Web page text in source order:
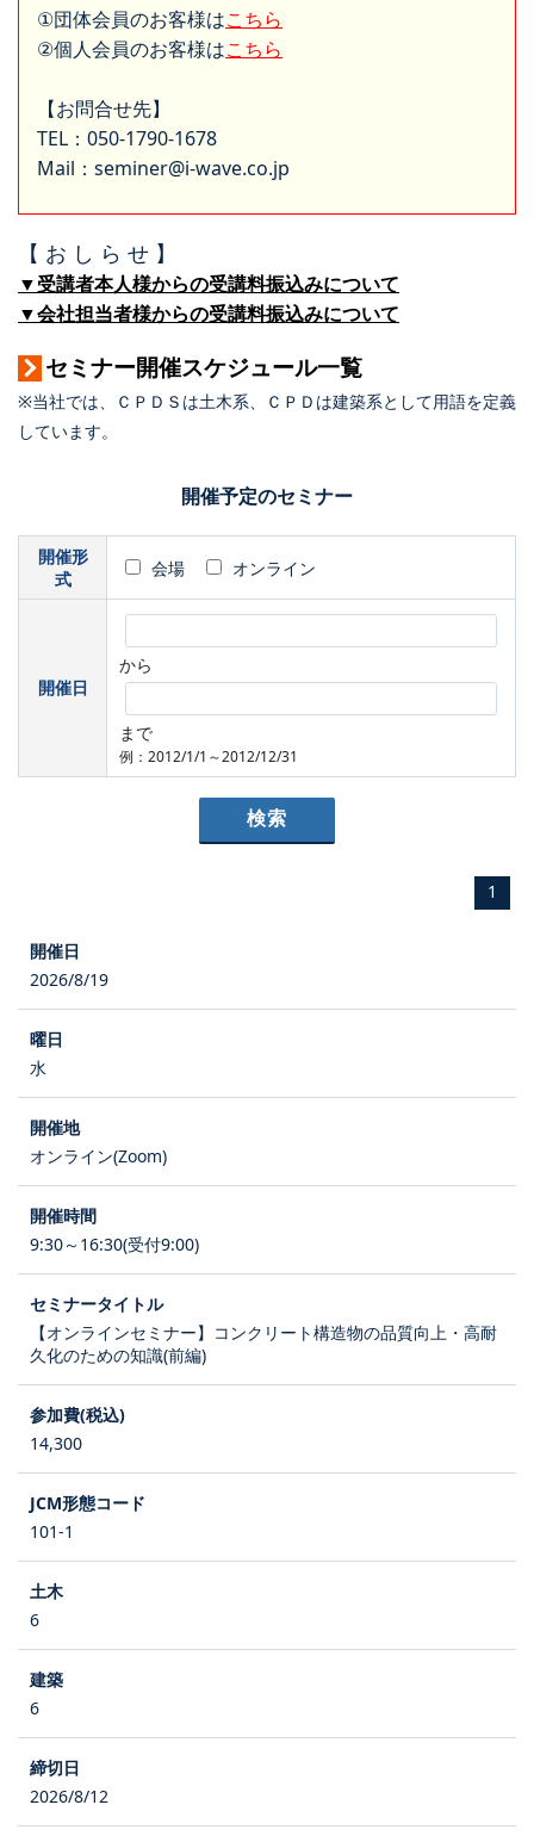
①団体会員のお客様はこちら
②個人会員のお客様はこちら
【お問合せ先】
TEL：050-1790-1678
Mail：seminer@i-wave.co.jp
【 お し ら せ 】
▼受講者本人様からの受講料振込みについて
▼会社担当者様からの受講料振込みについて
セミナー開催スケジュール一覧
※当社では、ＣＰＤＳは土木系、ＣＰＤは建築系として用語を定義
しています。
開催予定のセミナー
開催形
式
会場 オンライン
開催日
から
まで
例：2012/1/1～2012/12/31
1
2026/8/19
水
オンライン(Zoom)
9:30～16:30(受付9:00)
【オンラインセミナー】コンクリート構造物の品質向上・高耐
久化のための知識(前編)
14,300
101-1
6
6
2026/8/12